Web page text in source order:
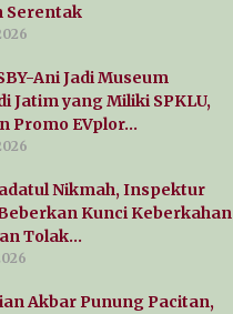
Serentak
Ani Jadi Museum
Jatim yang Miliki SPKLU,
Promo EVplor…
Nikmah, Inspektur
Kunci Keberkahan
Tolak…
Akbar Punung Pacitan,